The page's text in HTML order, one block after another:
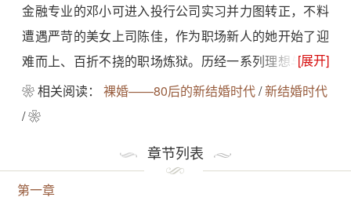
金融专业的邓小可进入投行公司实习并力图转正，不料
遭遇严苛的美女上司陈佳，作为职场新人的她开始了迎
难而上、百折不挠的职场炼狱。历经一系列理想与现实
的碰撞后，初始工作的盲目热情转变为对自身的冷静思
考，邓小可准备放弃工作，考研深造……相亲时邓小可
场失意时的悉心帮助使她重燃信心，小可也克服了海潮
与陈佳曾经的感情纠葛并与他相恋。不久，小可又面临
[展开]
❀ 相关阅读：裸婚——80后的新结婚时代/新结婚时代
/ ❀
章节列表
第一章